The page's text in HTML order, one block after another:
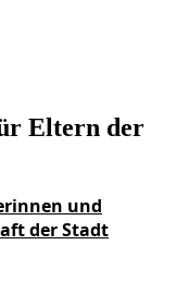
Eltern der
und
der Stadt